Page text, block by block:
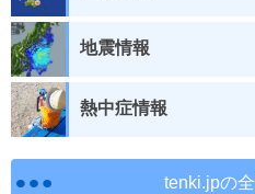
地震情報
熱中症情報
tenki.jpの